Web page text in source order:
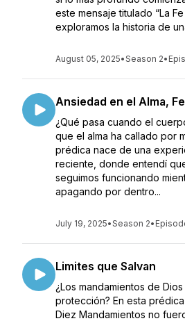
este mensaje titulado “La Fe
exploramos la historia de
August 05, 2025•Season 2•
Ansiedad en el Alma,
¿Qué pasa cuando el
que el alma ha callado por
prédica nace de una
reciente, donde entendí
seguimos funcionando
apagando por dentro...
July 19, 2025•Season 2•
Limites que Salvan
¿Los mandamientos de
protección? En esta
Diez Mandamientos no